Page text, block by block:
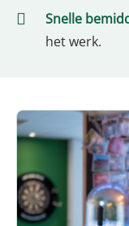
Snelle
het werk.